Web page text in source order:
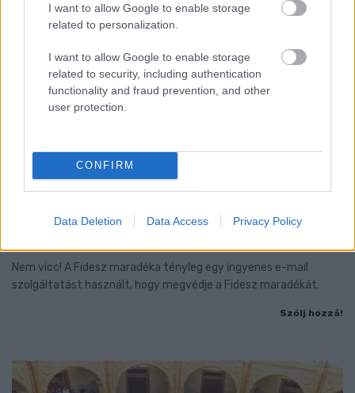
I want to allow Google to enable storage
related to personalization.
I want to allow Google to enable storage
related to security, including authentication
functionality and fraud prevention, and other
user protection.
CONFIRM
Data Deletion Data Access Privacy Policy
- LETILTOTTA A GOOGLE A VÉDVONAL LEVELEZŐ
Nem vicc! A Fidesz maradéka tényleg egy ingyenes e-mail
szolgáltatást használt, hogy megvédje a Fidesz maradékát.
Szólj hozzá!